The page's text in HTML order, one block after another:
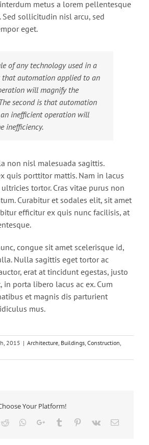
metus a lorem pellentesque
sollicitudin nisl arcu, sed
eget.
of any technology used in a
that automation applied to an
will magnify the
second is that automation
inefficient operation will
inefficiency.
non nisl malesuada sagittis.
quis porttitor mattis. Nam in lacus
tortor. Cras vitae purus non
Curabitur et sodales elit, sit amet
efficitur ex quis nunc facilisis, at
congue sit amet scelerisque id,
Nulla sagittis eget tortor ac
erat at tincidunt egestas, justo
in porta libero lacus ac ex. Cum
et magnis dis parturient
mus.
2015 | Architecture Buildings Construction
Your Platform!
Reddit Whatsapp
Google+Tumblr Pinterest
Vk Email